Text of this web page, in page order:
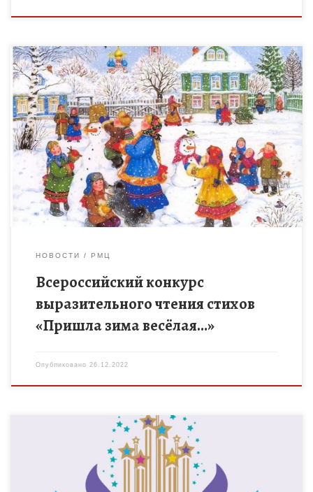
Стартует дистанционный конкурс чтецов Всероссийский
дистанционный конкурс выразительного чтения стихов
«Пришла зима весёлая…» проводится с 15 декабря по 28
февраля 2023 года. Конкурс проводится с […]
НОВОСТИ РМЦ
Всероссийский конкурс
выразительного чтения стихов
«Пришла зима весёлая…»
Опубликовано 26.12.2022